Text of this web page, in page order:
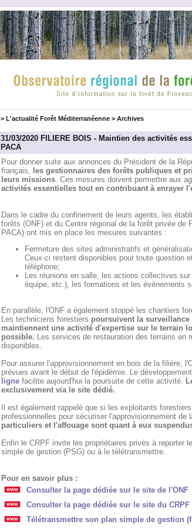
> L'actualité Forêt Méditerranéenne> Archives
31/03/2020 FILIERE BOIS - Maintien des activités
PACA
Pour donner suite aux annonces du Président de la
français, les gestionnaires des forêts publiques et
leurs missions. Ces mesures doivent permettre aux
activités essentielles tout en contribuant à enrayer
Dans le cadre du confinement de leurs agents, les
forêts (ONF) et du Centre régional de la forêt privée de
PACA) ont mis en place les mesures suivantes :
Fermeture des sites administratifs et
Ceux-ci restent disponibles pour toute question
téléphone;
Les réunions en salle, les actions collectives
équipe, etc.), les formations et les évènements
En parallèle, l'ONF a également stoppé les chantiers
Les techniciens forestiers poursuivent la
maintiennent une activité d'expertise sur le terrain
possible. Les services de restauration des terrains en
disponibles.
Pour assurer l'approvisionnement en bois de la filière,
prévues avant le début de l'épidémie. Le
lignefacilite aujourd'hui la poursuite de cette activité.
exclusivement via le site dédié.
Il est également rappelé que si les exploitants
professionnelles pour sécuriser l'approvisionnement de
particuliers et l'affouage sont quant à eux
Enfin le CRPF invite les propriétaires privés à reporter
simple de gestion (PSG) ou à le télétransmettre.
Pour en savoir plus :
Consulter la page dédiée sur le site de l'ONF
Consulter la page dédiée sur le site du CRPF
Télétransmettre son plan simple de gestion